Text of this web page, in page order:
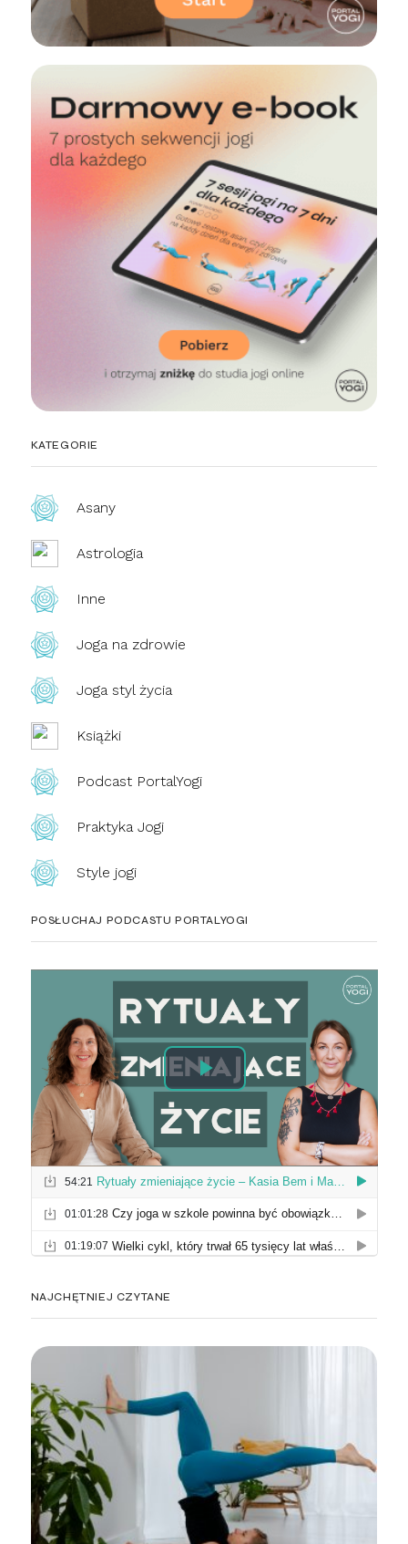
KATEGORIE
Asany
Astrologia
Inne
Joga na zdrowie
Joga styl życia
Książki
Podcast PortalYogi
Praktyka Jogi
Style jogi
POSŁUCHAJ PODCASTU PORTALYOGI
NAJCHĘTNIEJ CZYTANE